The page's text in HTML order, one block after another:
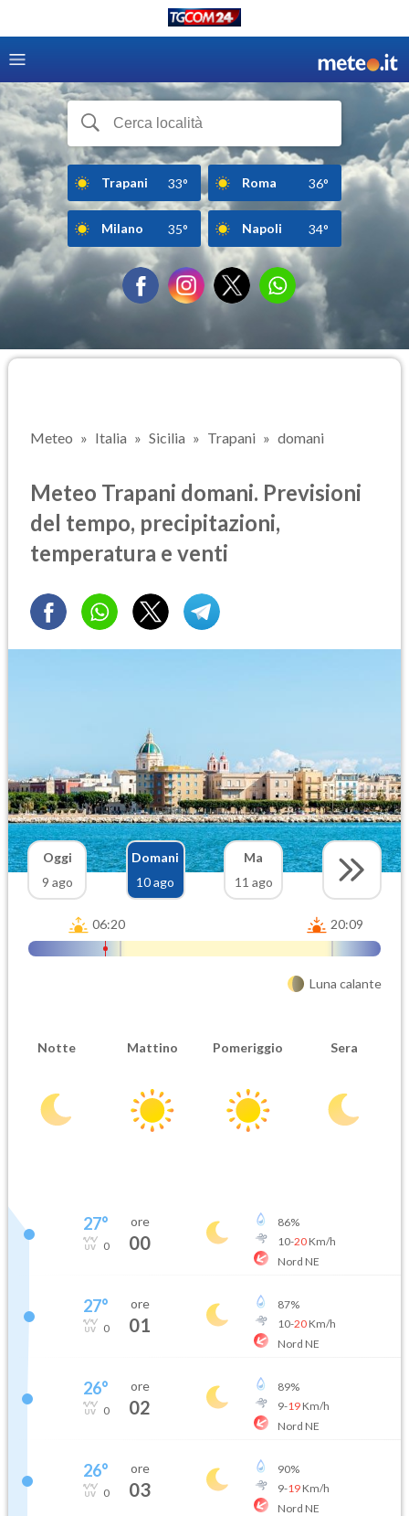
Trapani 33° Roma 36°
Milano 35° Napoli 34°
Meteo Italia Sicilia Trapani domani
Meteo Trapani domani. Previsioni
del tempo, precipitazioni,
temperatura e venti
Oggi
9 ago
Domani
10 ago
Ma
11 ago
06:20 20:09
Luna calante
Notte Mattino Pomeriggio Sera
27°
0
ore
00
86%
10-20Km/h
Nord NE
27°
0
ore
01
87%
10-20Km/h
Nord NE
26°
0
ore
02
89%
9-19Km/h
Nord NE
26°
0
ore
03
90%
9-19Km/h
Nord NE